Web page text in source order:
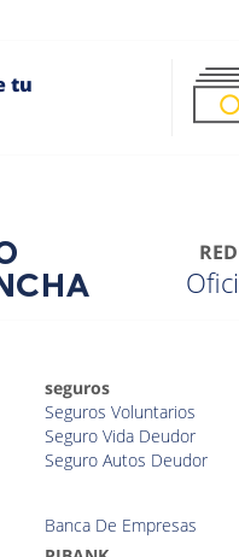
tu
seguros
Seguros Voluntarios
Seguro Vida Deudor
Seguro Autos Deudor
Banca De Empresas